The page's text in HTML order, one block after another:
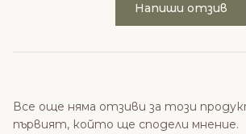
Напиши отзив
Все още няма отзиви за този
първият, който ще сподели мнение.